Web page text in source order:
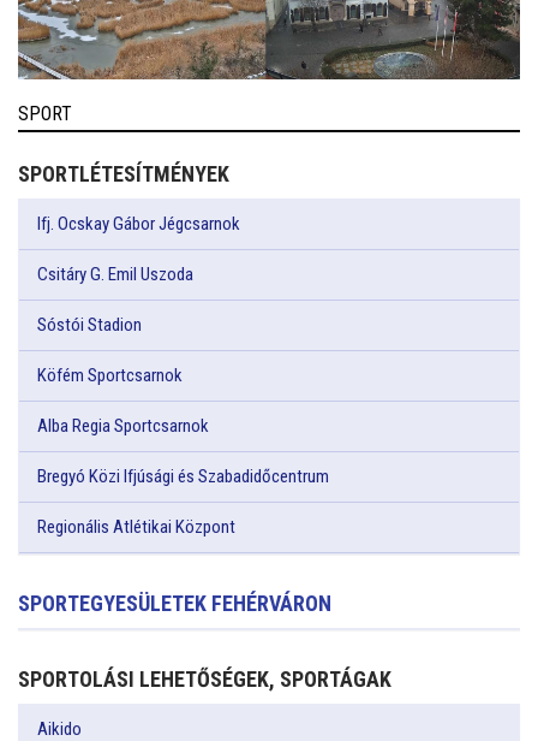
SPORT
SPORTLÉTESÍTMÉNYEK
Ifj. Ocskay Gábor Jégcsarnok
Csitáry G. Emil Uszoda
Sóstói Stadion
Köfém Sportcsarnok
Alba Regia Sportcsarnok
Bregyó Közi Ifjúsági és Szabadidőcentrum
Regionális Atlétikai Központ
SPORTEGYESÜLETEK FEHÉRVÁRON
SPORTOLÁSI LEHETŐSÉGEK, SPORTÁGAK
Aikido